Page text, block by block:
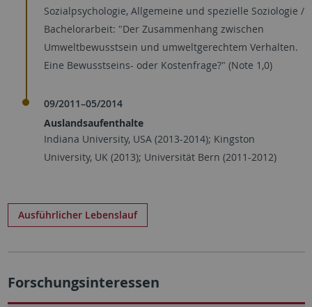
Sozialpsychologie, Allgemeine und spezielle Soziologie /
Bachelorarbeit: "Der Zusammenhang zwischen
Umweltbewusstsein und umweltgerechtem Verhalten.
Eine Bewusstseins- oder Kostenfrage?" (Note 1,0)
09/2011–05/2014
Auslandsaufenthalte
Indiana University, USA (2013-2014); Kingston
University, UK (2013); Universität Bern (2011-2012)
Ausführlicher Lebenslauf
Forschungsinteressen